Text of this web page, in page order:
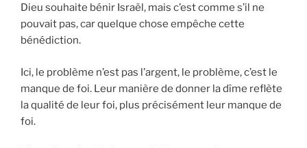
Dieu souhaite bénir Israël, mais c’est comme s’il ne
pouvait pas, car quelque chose empêche cette
bénédiction.
Ici, le problème n’est pas l’argent, le problème, c’est le
manque de foi. Leur manière de donner la dîme reflète
la qualité de leur foi, plus précisément leur manque de
foi.